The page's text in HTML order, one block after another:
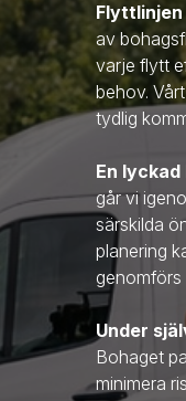
av
varje flytt
behov.
tydlig
En
går vi
särskilda
planering
Under
Bohaget
minimera